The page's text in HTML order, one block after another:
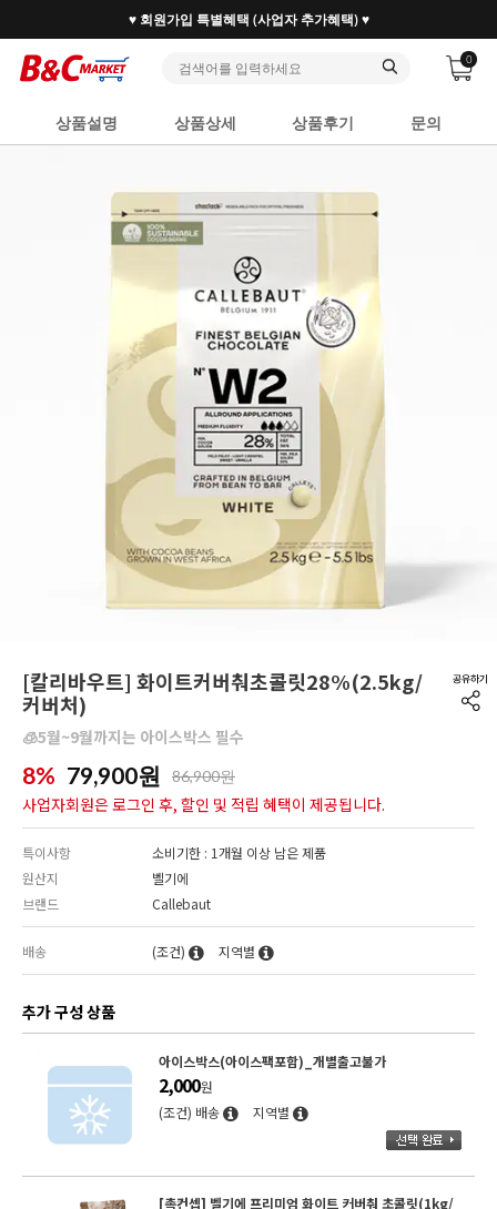
♥ 회원가입 특별혜택 (사업자 추가혜택) ♥
0
상품설명 상품상세 상품후기 문의
[칼리바우트] 화이트커버춰초콜릿28%(2.5kg/
커버처)
🧊5월~9월까지는 아이스박스 필수
8% 79,900원 86,900원
사업자회원은 로그인 후, 할인 및 적립 혜택이 제공됩니다.
특이사항
소비기한 : 1개월 이상 남은 제품
원산지
벨기에
브랜드
Callebaut
배송 (조건) 지역별
추가 구성 상품
아이스박스(아이스팩포함)_개별출고불가
2,000원
(조건) 배송
지역별
[촉컨셉] 벨기에 프리미엄 화이트 커버춰 초콜릿(1kg/